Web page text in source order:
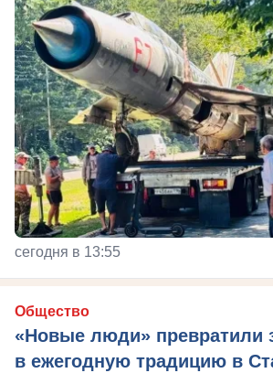
сегодня в 13:55
Общество
«Новые люди» превратили
в ежегодную традицию в